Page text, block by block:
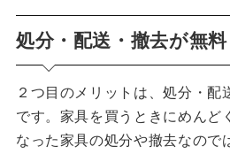
処分・配送・撤去が無料
２つ目のメリットは、処分・配
です。家具を買うときにめんど
なった家具の処分や撤去なので